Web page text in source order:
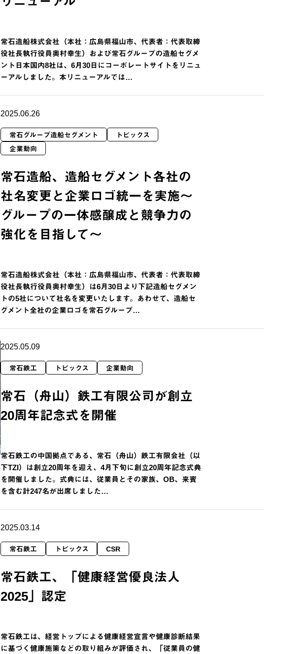
常石造船株式会社（本社：広島県福山市、代表者：代表取締
役社長執行役員奥村幸生）および常石グループの造船セグメ
ント日本国内8社は、6月30日にコーポレートサイトをリニュ
ーアルしました。本リニューアルでは…
2025.06.26
常石グループ造船セグメント
トピックス
企業動向
常石造船、造船セグメント各社の
社名変更と企業ロゴ統一を実施〜
グループの一体感醸成と競争力の
強化を目指して〜
常石造船株式会社（本社：広島県福山市、代表者：代表取締
役社長執行役員奥村幸生）は6月30日より下記造船セグメン
トの5社について社名を変更いたします。あわせて、造船セ
グメント全社の企業ロゴを常石グループ…
2025.05.09
常石鉄工 トピックス 企業動向
常石（舟山）鉄工有限公司が創立
20周年記念式を開催
常石鉄工の中国拠点である、常石（舟山）鉄工有限会社（以
下TZI）は創立20周年を迎え、4月下旬に創立20周年記念式典
を開催しました。式典には、従業員とその家族、OB、来賓
を含む計247名が出席しました…
2025.03.14
常石鉄工 トピックス CSR
常石鉄工、「健康経営優良法人
2025」認定
常石鉄工は、経営トップによる健康経営宣言や健康診断結果
に基づく健康施策などの取り組みが評価され、「従業員の健